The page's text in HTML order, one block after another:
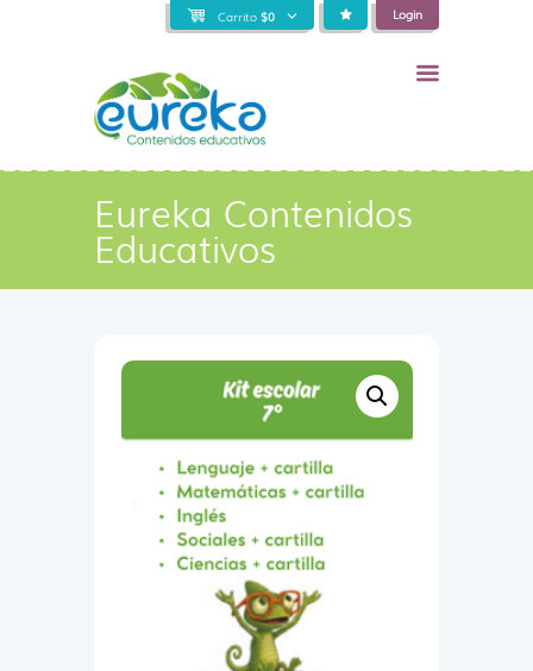
Carrito $0 Login
Eureka Contenidos
Educativos